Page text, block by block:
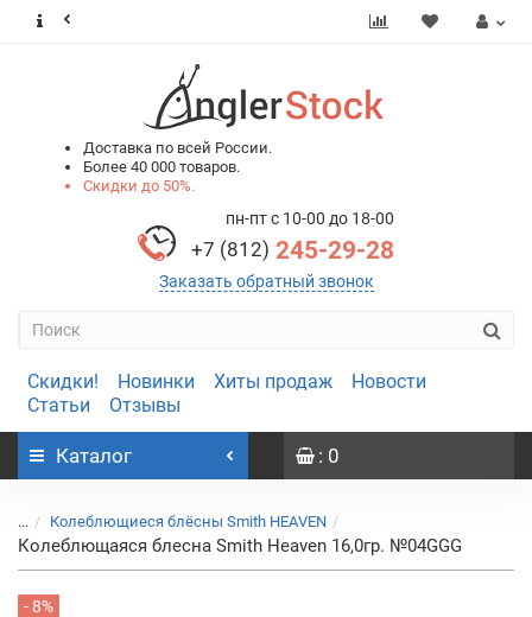
Доставка по всей России.
Более 40 000 товаров.
Скидки до 50%.
пн-пт с 10-00 до 18-00
+7 (812) 245-29-28
Заказать обратный звонок
Скидки! Новинки Хиты продаж
Новости
Статьи
Отзывы
Каталог : 0
... Колеблющиеся блёсны Smith HEAVEN
Колеблющаяся блесна Smith Heaven 16,0гр. №04GGG
- 8%